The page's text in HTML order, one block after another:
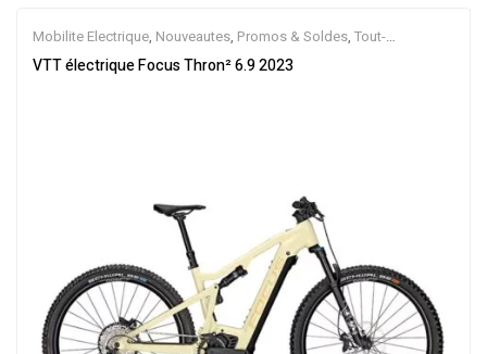
Mobilite Electrique, Nouveautes, Promos & Soldes, Tout-
Suspendus,Vélo électrique ville,Velos Electriques
VTT électrique Focus Thron² 6.9 2023